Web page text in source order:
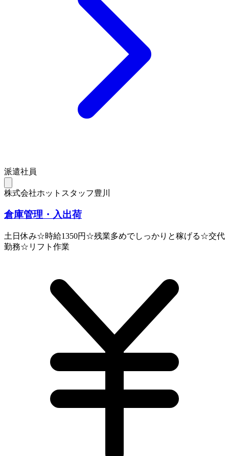
派遣社員
株式会社ホットスタッフ豊川
倉庫管理・入出荷
土日休み☆時給1350円☆残業多めでしっかりと稼げる☆交代
勤務☆リフト作業